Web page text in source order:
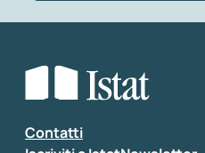
Seleziona la tipologia
Inserisci il tuo commento
Contatti